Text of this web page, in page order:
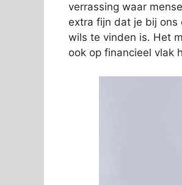
verrassing waar
extra fijn dat je bij ons
wils te vinden is. Het
ook op financieel vlak